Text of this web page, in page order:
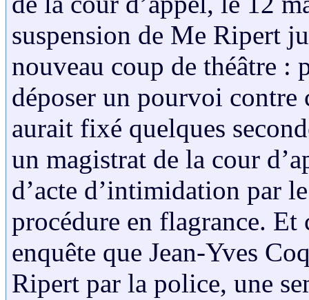
suspension de Me Ripert
nouveau coup de théâtre :
déposer un pourvoi contre
aurait fixé quelques
un magistrat de la cour
d’acte d’intimidation par
procédure en flagrance. Et
enquête que Jean-Yves
Ripert par la police, une